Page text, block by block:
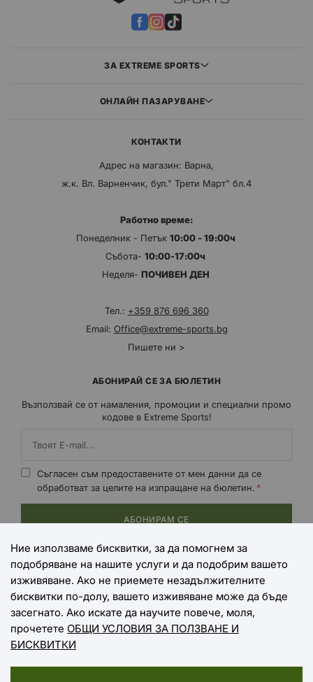
ЗА EXTREME SPORTS
ОНЛАЙН ПАЗАРУВАНЕ
КОНТАКТИ
Адрес на магазин: Варна,
ж.к. Вл. Варненчик, бул." Трети Март" бл.4
Работно време:
Понеделник - Петък 10:00 - 19:00ч
Събота- 10:00-17:00ч
Неделя- ПОЧИВЕН ДЕН
Тел.: +359 876 696 360
Email: Office@extreme-sports.bg
Пишете ни >
АБОНИРАЙ СЕ ЗА БЮЛЕТИН
Възползвай се от намаления, промоции и специални промо
кодове в Extreme Sports!
Съгласен съм предоставените от мен данни да се
обработват за целите на изпращане на бюлетин.
АБОНИРАМ СЕ
НАЧИНИ НА ПЛАЩАНЕ
НАЧИНИ НА ДОСТАВКА
Ние използваме бисквитки, за да помогнем за
подобряване на нашите услуги и да подобрим вашето
изживяване. Ако не приемете незадължителните
бисквитки по-долу, вашето изживяване може да бъде
засегнато. Ако искате да научите повече, моля,
прочетете ОБЩИ УСЛОВИЯ ЗА ПОЛЗВАНЕ И
БИСКВИТКИ